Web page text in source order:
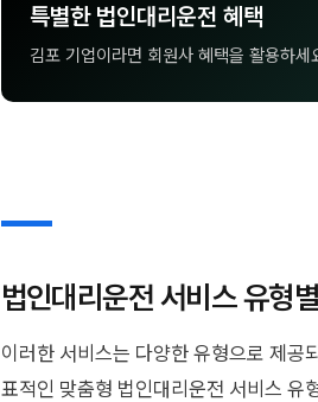
특별한 법인대리운전 혜택
김포 기업이라면 회원사 혜택을 활용하세
법인대리운전 서비스 유형
이러한 서비스는 다양한 유형으로 제공
표적인 맞춤형 법인대리운전 서비스 유